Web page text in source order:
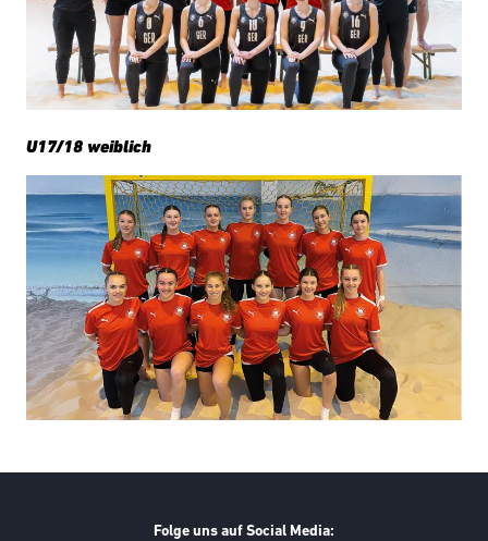
U17/18 weiblich
Folge uns auf Social Media: